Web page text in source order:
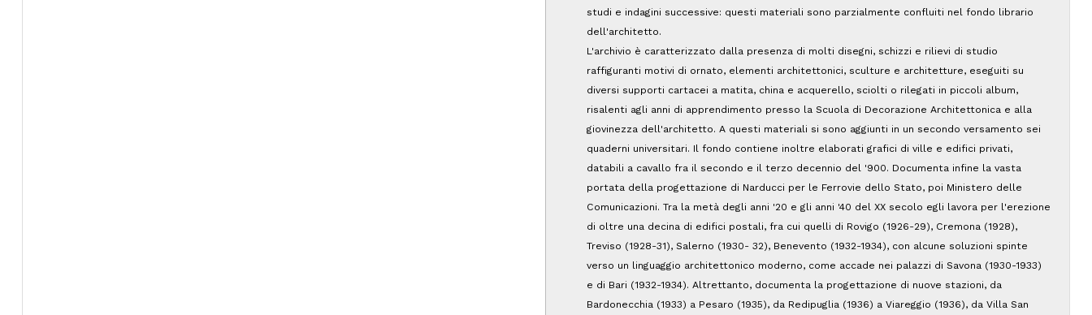
studi e indagini successive: questi materiali sono parzialmente confluiti nel fondo librario
dell'architetto.
L'archivio è caratterizzato dalla presenza di molti disegni, schizzi e rilievi di studio
raffiguranti motivi di ornato, elementi architettonici, sculture e architetture, eseguiti su
diversi supporti cartacei a matita, china e acquerello, sciolti o rilegati in piccoli album,
risalenti agli anni di apprendimento presso la Scuola di Decorazione Architettonica e alla
giovinezza dell'architetto. A questi materiali si sono aggiunti in un secondo versamento sei
quaderni universitari. Il fondo contiene inoltre elaborati grafici di ville e edifici privati,
databili a cavallo fra il secondo e il terzo decennio del '900. Documenta infine la vasta
portata della progettazione di Narducci per le Ferrovie dello Stato, poi Ministero delle
Comunicazioni. Tra la metà degli anni '20 e gli anni '40 del XX secolo egli lavora per l'erezione
di oltre una decina di edifici postali, fra cui quelli di Rovigo (1926-29), Cremona (1928),
Treviso (1928-31), Salerno (1930- 32), Benevento (1932-1934), con alcune soluzioni spinte
verso un linguaggio architettonico moderno, come accade nei palazzi di Savona (1930-1933)
e di Bari (1932-1934). Altrettanto, documenta la progettazione di nuove stazioni, da
Bardonecchia (1933) a Pesaro (1935), da Redipuglia (1936) a Viareggio (1936), da Villa San